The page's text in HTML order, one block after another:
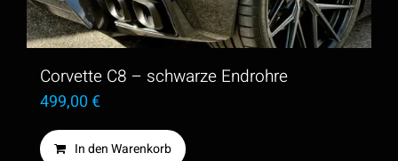
Corvette C8 – schwarze Endrohre
499,00€
In den Warenkorb